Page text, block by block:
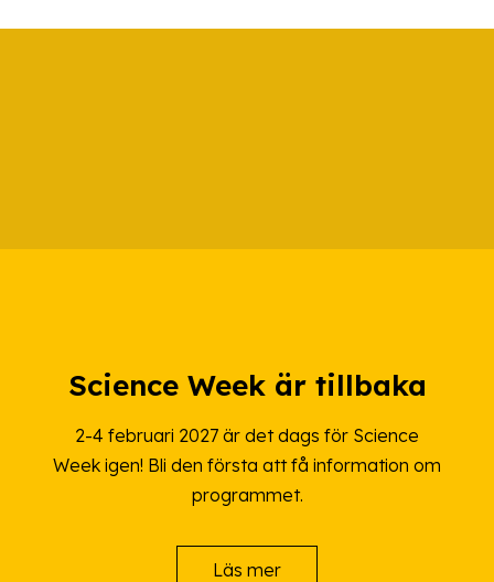
Science Week är tillbaka
2-4 februari 2027 är det dags för Science
Week igen! Bli den första att få information om
programmet.
Läs mer